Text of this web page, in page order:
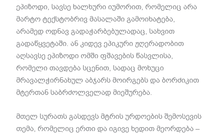
ეპიზოდი, სავსე ხალხური იუმორით, რომელიც არა
მარტო ტექსტობრივ მასალაში გამოიხატება,
არამედ ოდნავ გადაჭარბებულადაც, სახვით
გადაწყვეტაში. ან კიდევ ეპიკური ჟღერადობით
აღსავსე ეპიზოდი ომში ფშავების წასვლისა,
რომელი თავდება სცენით, სადაც მოხუცი
მრავალჭირნახულ აბჯარს მოირგებს და ბორძიკით
მტერთან საბრძოლველად მიეშურება.
მთელ სურათს გასდევს მტრის ურდოების შემოსევის
თემა, რომელიც ერთი და იგივე ხედით მეორდება –